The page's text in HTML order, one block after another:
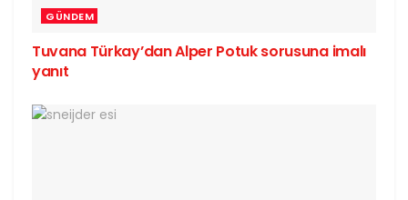
GÜNDEM
Tuvana Türkay’dan Alper Potuk sorusuna imalı
yanıt